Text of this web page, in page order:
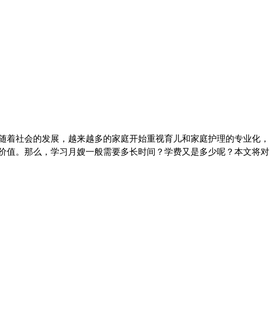
社会的发展，越来越多的家庭开始重视育儿和家庭护理的专业化，
。那么，学习月嫂一般需要多长时间？学费又是多少呢？本文将对